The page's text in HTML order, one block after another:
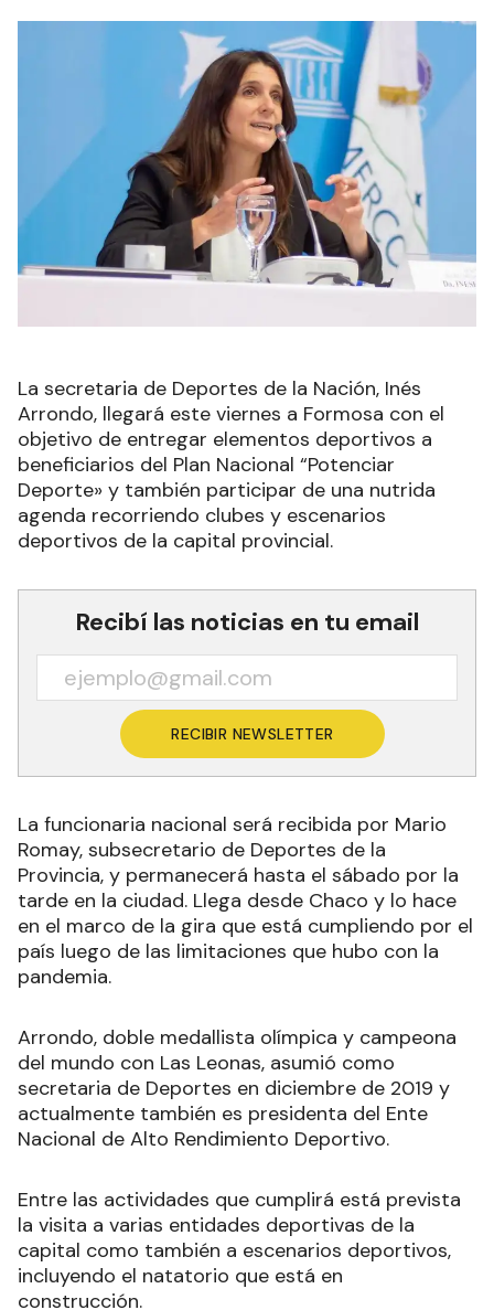
La secretaria de Deportes de la Nación, Inés
Arrondo, llegará este viernes a Formosa con el
objetivo de entregar elementos deportivos a
beneficiarios del Plan Nacional “Potenciar
Deporte» y también participar de una nutrida
agenda recorriendo clubes y escenarios
deportivos de la capital provincial.
Recibí las noticias en tu email
RECIBIR NEWSLETTER
La funcionaria nacional será recibida por Mario
Romay, subsecretario de Deportes de la
Provincia, y permanecerá hasta el sábado por la
tarde en la ciudad. Llega desde Chaco y lo hace
en el marco de la gira que está cumpliendo por el
país luego de las limitaciones que hubo con la
pandemia.
Arrondo, doble medallista olímpica y campeona
del mundo con Las Leonas, asumió como
secretaria de Deportes en diciembre de 2019 y
actualmente también es presidenta del Ente
Nacional de Alto Rendimiento Deportivo.
Entre las actividades que cumplirá está prevista
la visita a varias entidades deportivas de la
capital como también a escenarios deportivos,
incluyendo el natatorio que está en
construcción.